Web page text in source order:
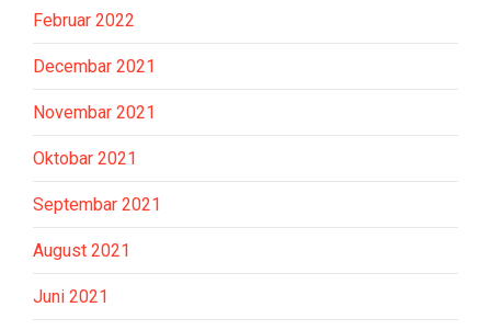
Februar 2022
Decembar 2021
Novembar 2021
Oktobar 2021
Septembar 2021
August 2021
Juni 2021